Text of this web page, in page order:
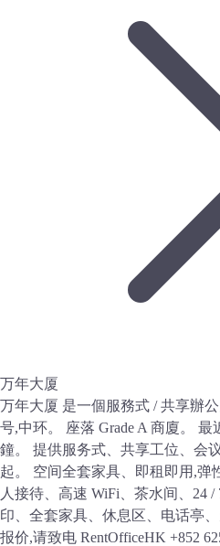
万年大厦
万年大厦 是一個服務式 / 共享辦
号,中环。 座落 Grade A 商廈。 最
鐘。 提供服务式、共享工位、会
起。 空间全套家具、即租即用,弹
人接待、高速 WiFi、茶水间、24
印、全套家具、休息区、电话亭
报价,请致电 RentOfficeHK +852